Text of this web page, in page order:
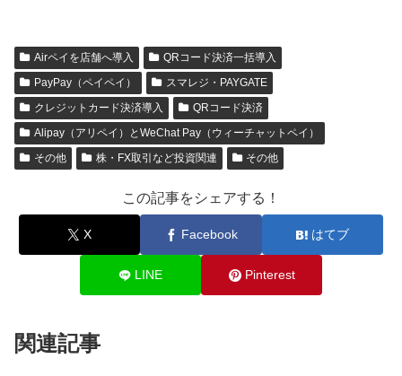
Airペイを店舗へ導入
QRコード決済一括導入
PayPay（ペイペイ）
スマレジ・PAYGATE
クレジットカード決済導入
QRコード決済
Alipay（アリペイ）とWeChat Pay（ウィーチャットペイ）
その他
株・FX取引など投資関連 その他
この記事をシェアする！
X Facebook はてブ
LINE Pinterest
関連記事